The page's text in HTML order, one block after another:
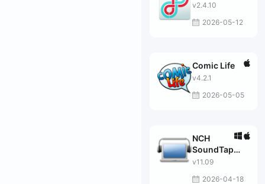
v2.4.10
2026-05-12
Comic Life
v4.2.1
2026-05-05
NCH
SoundTap
Plus
v11.09
2026-04-18